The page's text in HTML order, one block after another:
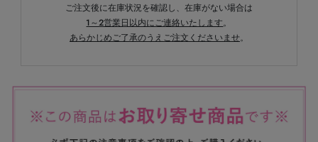
ご注文後に在庫状況を確認し、在庫がない場合は
1～2営業日以内にご連絡いたします。
あらかじめご了承のうえご注文くださいませ。